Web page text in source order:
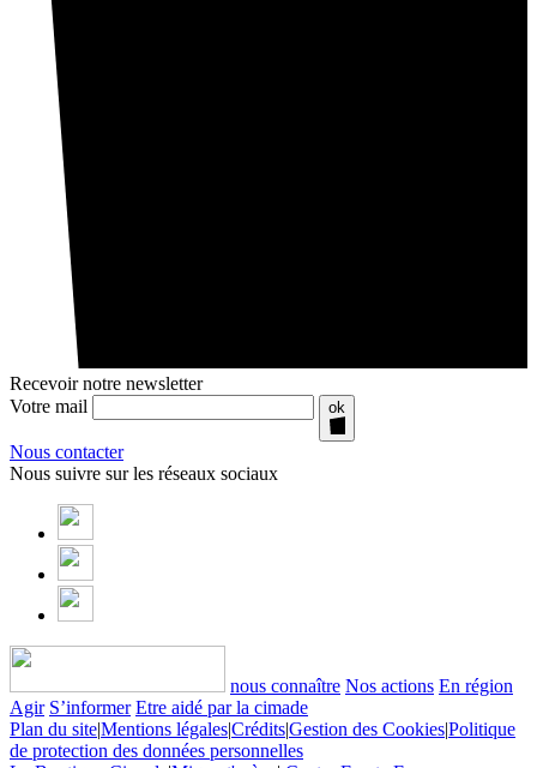
Recevoir notre newsletter
Votre mail
ok
Nous contacter
Nous suivre sur les réseaux sociaux
nous connaître Nos actions En région
Agir S’informer Etre aidé par la cimade
Plan du site|Mentions légales|Crédits|Gestion des Cookies|Politique
de protection des données personnelles